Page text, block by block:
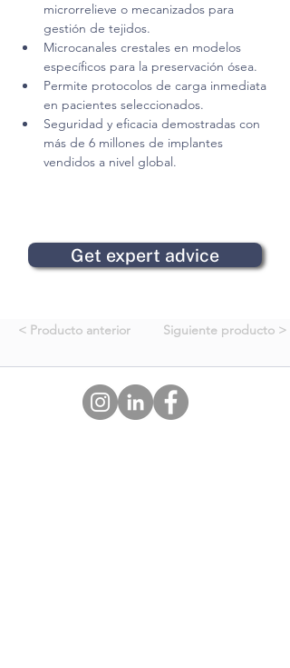
microrrelieve o mecanizados para
gestión de tejidos.
Microcanales crestales en modelos
específicos para la preservación ósea.
Permite protocolos de carga inmediata
en pacientes seleccionados.
Seguridad y eficacia demostradas con
más de 6 millones de implantes
vendidos a nivel global.
Get expert advice
< Producto anterior Siguiente producto >